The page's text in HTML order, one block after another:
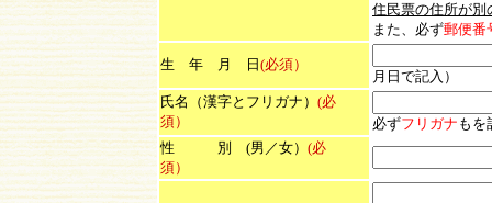
住民票の住所が別
また、必ず郵便番
生 年 月 日 (必須）
月日で記入）
氏名（漢字とフリガナ） (必
須）
必ずフリガナ もを
性 別 (男／女） (必
須）